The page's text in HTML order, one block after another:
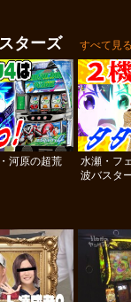
ターズ
すべて見
河原の超荒
水瀬・フ
波バスタ